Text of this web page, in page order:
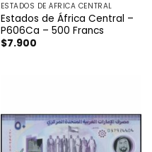
ESTADOS DE ÁFRICA CENTRAL
Estados de África Central –
P606Ca – 500 Francs
$7.900